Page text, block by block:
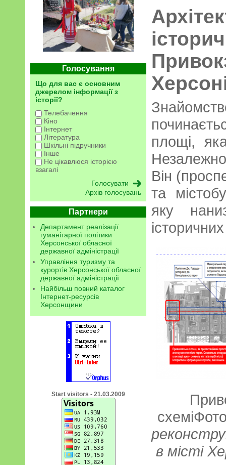
Голосування
Що для вас є основним
джерелом інформації з
історії?
Телебачення
Кіно
Інтернет
Література
Шкільні підручники
Інше
Не цікавлюся історією
взагалі
Архів голосувань
Партнери
Департамент реалізації
гуманітарної політики
Херсонської обласної
державної адміністрації
Управління туризму та
курортів Херсонської обласної
державної адміністрації
Найбільш повний каталог
Інтернет-ресурсів
Херсонщини
Start visitors - 21.03.2009
площі,
Він
та
яку
в місті